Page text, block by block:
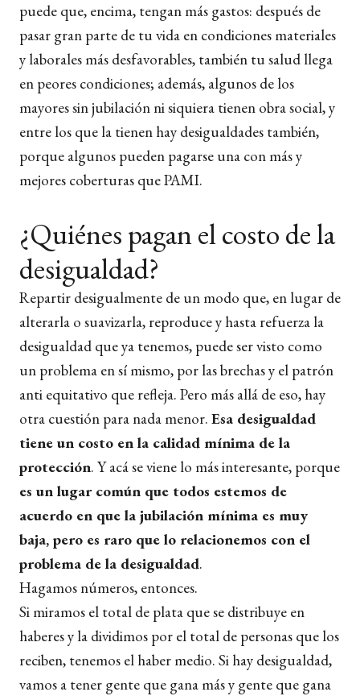
puede que, encima, tengan más gastos: después de
pasar gran parte de tu vida en condiciones materiales
y laborales más desfavorables, también tu salud llega
en peores condiciones; además, algunos de los
mayores sin jubilación ni siquiera tienen obra social, y
entre los que la tienen hay desigualdades también,
porque algunos pueden pagarse una con más y
mejores coberturas que PAMI.
¿Quiénes pagan el costo de la
desigualdad?
Repartir desigualmente de un modo que, en lugar de
alterarla o suavizarla, reproduce y hasta refuerza la
desigualdad que ya tenemos, puede ser visto como
un problema en sí mismo, por las brechas y el patrón
anti equitativo que refleja. Pero más allá de eso, hay
otra cuestión para nada menor. Esa desigualdad
tiene un costo en la calidad mínima de la
protección. Y acá se viene lo más interesante, porque
es un lugar común que todos estemos de
acuerdo en que la jubilación mínima es muy
baja, pero es raro que lo relacionemos con el
problema de la desigualdad.
Hagamos números, entonces.
Si miramos el total de plata que se distribuye en
haberes y la dividimos por el total de personas que los
reciben, tenemos el haber medio. Si hay desigualdad,
vamos a tener gente que gana más y gente que gana